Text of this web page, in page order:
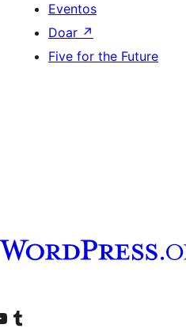
Eventos
Doar ↗
Five for the Future
LinkedIn
do TikTok
nosso canal do YouTube
Acessar nossa conta no Tumblr